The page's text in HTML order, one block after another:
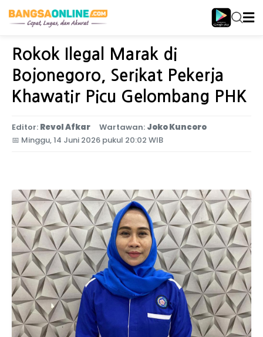
Home Jawa Timur
Rokok Ilegal Marak di
Bojonegoro, Serikat Pekerja
Khawatir Picu Gelombang PHK
Editor: Revol Afkar Wartawan: Joko Kuncoro
📅 Minggu, 14 Juni 2026 pukul 20:02 WIB